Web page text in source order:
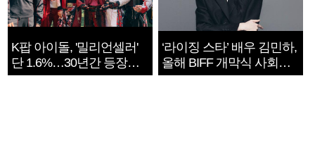
K팝 아이돌, '밀리언셀러'
단 1.6%…30년간 등장
1182개팀 전수조사
‘라이징 스타’ 배우 김민하,
올해 BIFF 개막식 사회자
확정